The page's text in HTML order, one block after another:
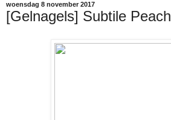
woensdag 8 november 2017
[Gelnagels] Subtile Peach